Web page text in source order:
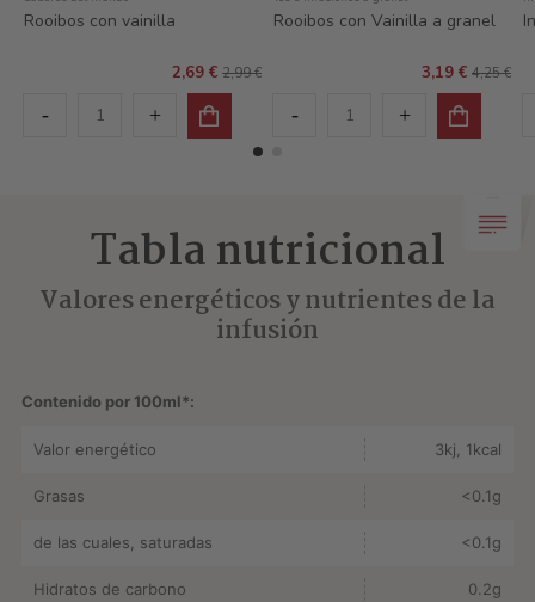
Rooibos con vainilla
2,69 € 2,99 €
Rooibos con Vainilla a granel
3,19 € 4,25 €
Tabla nutricional
Valores energéticos y nutrientes de la
infusión
Contenido por 100ml*:
Valor energético 3kj, 1kcal
Grasas <0.1g
de las cuales, saturadas <0.1g
Hidratos de carbono 0.2g